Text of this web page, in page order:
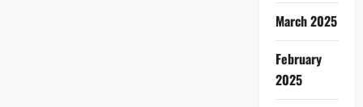
March 2025
February
2025